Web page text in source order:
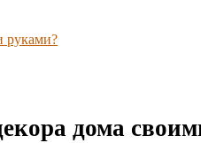
руками?
дома